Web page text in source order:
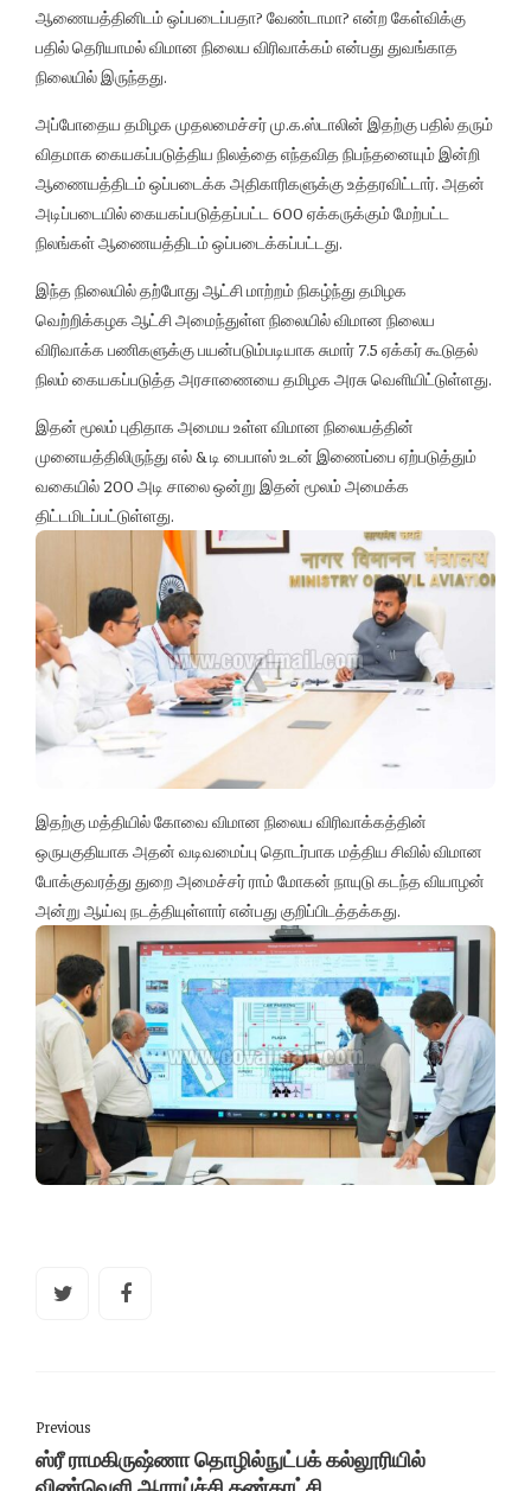
ஆணையத்தினிடம் ஒப்படைப்பதா? வேண்டாமா? என்ற கேள்விக்கு
பதில் தெரியாமல் விமான நிலைய விரிவாக்கம் என்பது துவங்காத
நிலையில் இருந்தது.
அப்போதைய தமிழக முதலமைச்சர் மு.க.ஸ்டாலின் இதற்கு பதில் தரும்
விதமாக கையகப்படுத்திய நிலத்தை எந்தவித நிபந்தனையும் இன்றி
ஆணையத்திடம் ஒப்படைக்க அதிகாரிகளுக்கு உத்தரவிட்டார். அதன்
அடிப்படையில் கையகப்படுத்தப்பட்ட 600 ஏக்கருக்கும் மேற்பட்ட
நிலங்கள் ஆணையத்திடம் ஒப்படைக்கப்பட்டது.
இந்த நிலையில் தற்போது ஆட்சி மாற்றம் நிகழ்ந்து தமிழக
வெற்றிக்கழக ஆட்சி அமைந்துள்ள நிலையில் விமான நிலைய
விரிவாக்க பணிகளுக்கு பயன்படும்படியாக சுமார் 7.5 ஏக்கர் கூடுதல்
நிலம் கையகப்படுத்த அரசாணையை தமிழக அரசு வெளியிட்டுள்ளது.
இதன் மூலம் புதிதாக அமைய உள்ள விமான நிலையத்தின்
முனையத்திலிருந்து எல் & டி பைபாஸ் உடன் இணைப்பை ஏற்படுத்தும்
வகையில் 200 அடி சாலை ஒன்று இதன் மூலம் அமைக்க
திட்டமிடப்பட்டுள்ளது.
இதற்கு மத்தியில் கோவை விமான நிலைய விரிவாக்கத்தின்
ஒருபகுதியாக அதன் வடிவமைப்பு தொடர்பாக மத்திய சிவில் விமான
போக்குவரத்து துறை அமைச்சர் ராம் மோகன் நாயுடு கடந்த வியாழன்
அன்று ஆய்வு நடத்தியுள்ளார் என்பது குறிப்பிடத்தக்கது.
Previous
ஸ்ரீ ராமகிருஷ்ணா தொழில்நுட்பக் கல்லூரியில்